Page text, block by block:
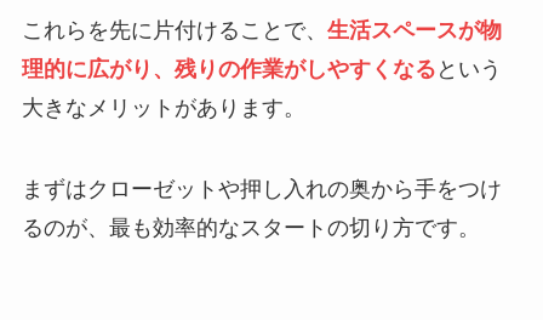
これらを先に片付けることで、 生活スペースが物
理的に広がり、残りの作業がしやすくなる という
大きなメリットがあります。
まずはクローゼットや押し入れの奥から手をつけ
るのが、最も効率的なスタートの切り方です。